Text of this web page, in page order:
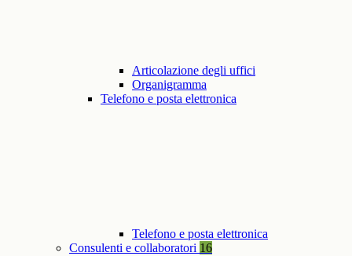
Articolazione degli uffici
Organigramma
Telefono e posta elettronica
Telefono e posta elettronica
Consulenti e collaboratori 16